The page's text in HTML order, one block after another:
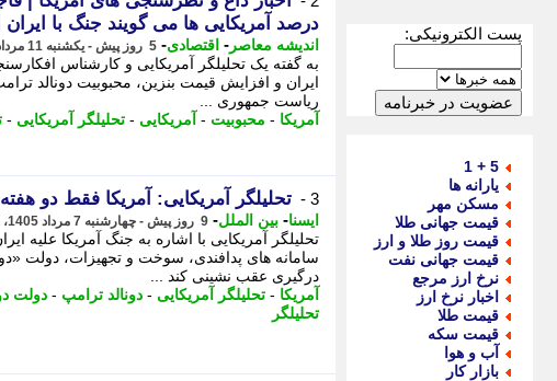
پست الکترونیکی:
5 + 1
یارانه ها
مسکن مهر
قیمت جهانی طلا
قیمت روز طلا و ارز
قیمت جهانی نفت
نرخ ارز مرجع
اخبار نرخ ارز
قیمت طلا
قیمت سکه
آب و هوا
بازار کار
درصد آمریکایی ها می گویند جنگ با
اندیشه معاصر - اقتصادی- 5 روز پیش - یکشنبه 11 مرداد 1405، 12:13
به گفته یک تحلیلگر آمریکایی و کارشناس
ایران و افزایش قیمت بنزین، محبوبیت دونالد
ریاست جمهوری ...
آمریکا - محبوبیت - آمریکایی - تحلیلگر آمریکایی -
3 - تحلیلگر آمریکایی: آمریکا فقط دو
ایسنا- بین الملل- 9 روز پیش - چهارشنبه 7 مرداد 1405، 05:05
تحلیلگر آمریکایی با اشاره به جنگ آمریکا علیه
سامانه های پدافندی، سوخت و تجهیزات، دولت
درگیری عقب نشینی کند ...
آمریکا - تحلیلگر آمریکایی - دونالد ترامپ - دولت
تحلیلگر